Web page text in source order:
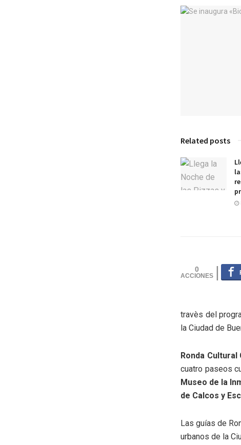
Related posts
0
travès del
la Ciudad de
Ronda Cultural
cuatro paseos
Museo de la
de Calcos y
Las guías de
urbanos de la